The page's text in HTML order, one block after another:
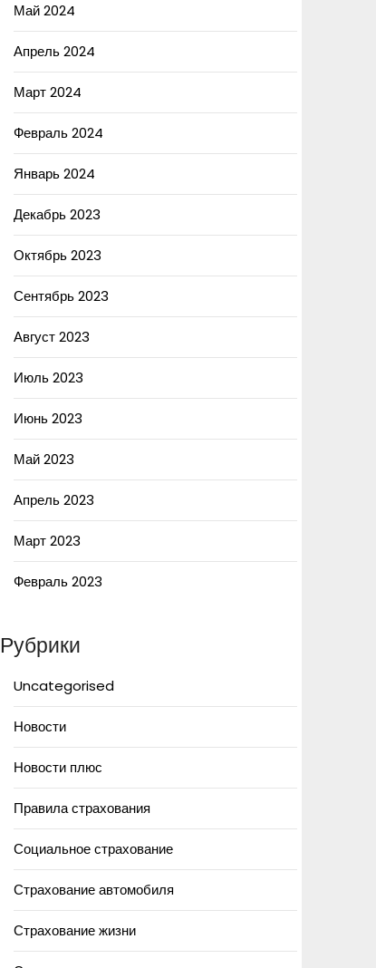
Май 2024
Апрель 2024
Март 2024
Февраль 2024
Январь 2024
Декабрь 2023
Октябрь 2023
Сентябрь 2023
Август 2023
Июль 2023
Июнь 2023
Май 2023
Апрель 2023
Март 2023
Февраль 2023
Рубрики
Uncategorised
Новости
Новости плюс
Правила страхования
Социальное страхование
Страхование автомобиля
Страхование жизни